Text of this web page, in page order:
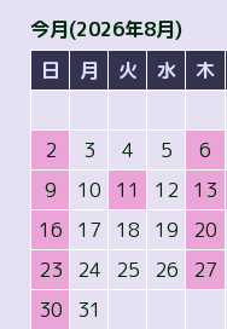
今月(2026年8月)
日
月 火 水 木
2
3 4 5 6
9
10 11 12 13
16
17 18 19 20
23
24 25 26 27
30
31